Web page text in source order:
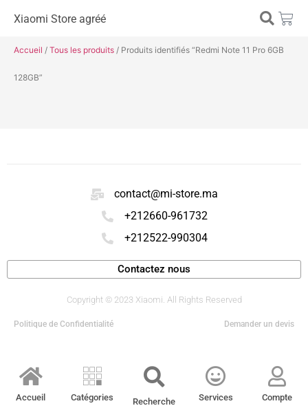
Xiaomi Store agréé
Accueil / Tous les produits / Produits identifiés “Redmi Note 11 Pro 6GB
128GB”
contact@mi-store.ma
+212660-961732
+212522-990304
Contactez nous
Copyright © 2023 Xiaomi. All Rights Reserved
Politique de Confidentialité Demander un devis
Accueil Catégories Recherche Services Compte